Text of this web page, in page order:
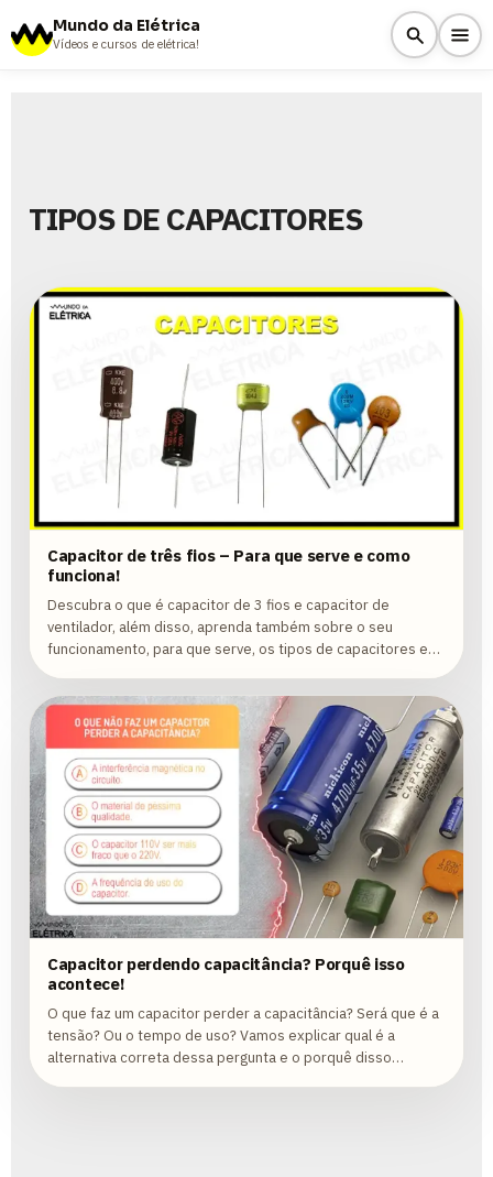
Mundo da Elétrica
Vídeos e cursos de elétrica!
TIPOS DE CAPACITORES
Capacitor de três fios – Para que serve e como
funciona!
Descubra o que é capacitor de 3 fios e capacitor de
ventilador, além disso, aprenda também sobre o seu
funcionamento, para que serve, os tipos de capacitores e
como ligar um capacitor!
Capacitor perdendo capacitância? Porquê isso
acontece!
O que faz um capacitor perder a capacitância? Será que é a
tensão? Ou o tempo de uso? Vamos explicar qual é a
alternativa correta dessa pergunta e o porquê disso
acontecer!